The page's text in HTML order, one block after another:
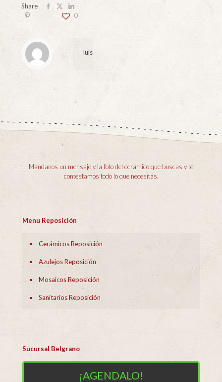
Share
0
luis
Mandanos un mensaje y la foto del cerámico que buscas y te
contestamos todo lo que necesitás.
Menu Reposición
Cerámicos Reposición
Azulejos Reposición
Mosaicos Reposición
Sanitarios Reposición
Sucursal Belgrano
¡AGENDALO!